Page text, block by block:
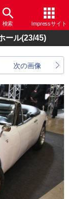
検索 Impressサイト
ール(23/45)
次の画像